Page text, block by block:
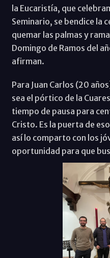
la Eucaristía, que
Seminario, se bendice la
quemar las palmas y
Domingo de Ramos del
afirman.
Para Juan Carlos (20
sea el pórtico de la
tiempo de pausa para
Cristo. Es la puerta de
así lo comparto con los
oportunidad para que